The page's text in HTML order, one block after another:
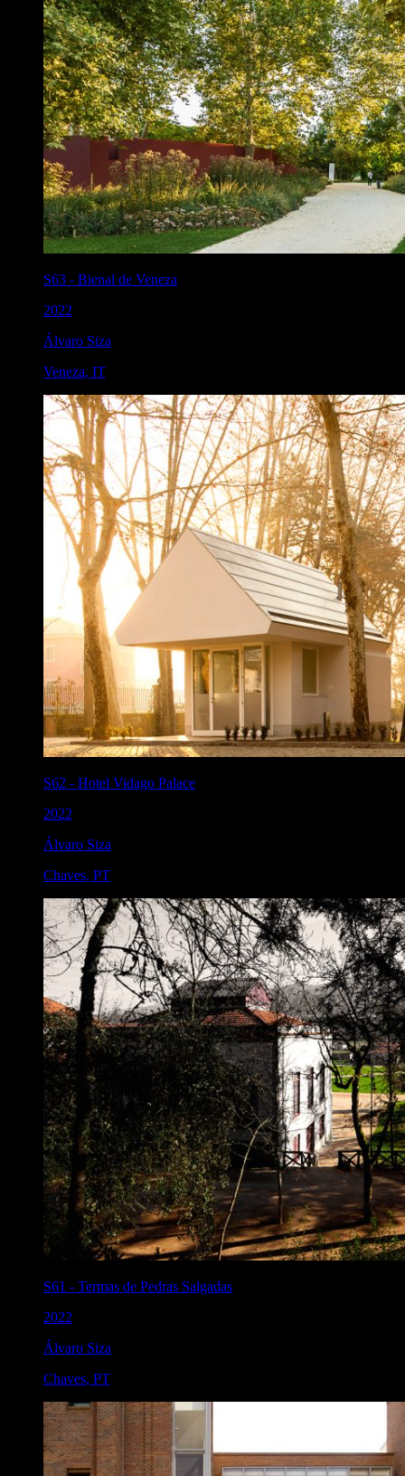
S63 - Bienal de Veneza
2022
Álvaro Siza
Veneza, IT
S62 - Hotel Vidago Palace
2022
Álvaro Siza
Chaves, PT
S61 - Termas de Pedras Salgadas
2022
Álvaro Siza
Chaves, PT